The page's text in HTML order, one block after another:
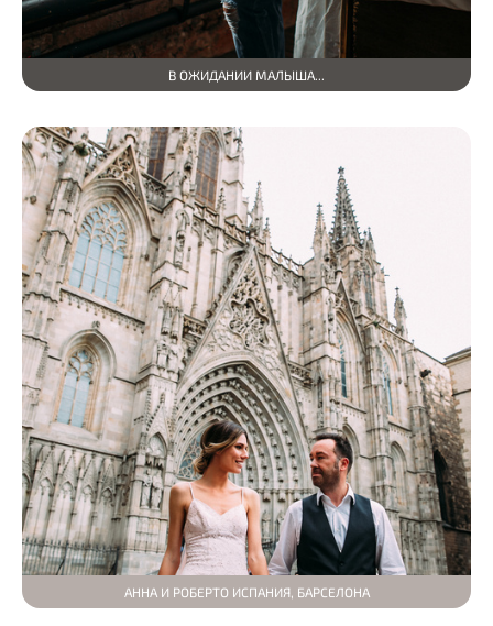
В ОЖИДАНИИ МАЛЫША...
АННА И РОБЕРТО ИСПАНИЯ, БАРСЕЛОНА